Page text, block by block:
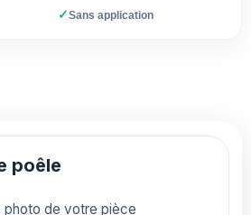
✓Sans application
poêle
photo de votre pièce